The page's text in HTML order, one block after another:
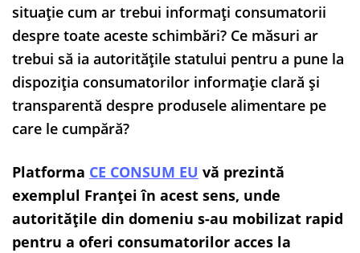
situație cum ar trebui informați consumatorii
despre toate aceste schimbări? Ce măsuri ar
trebui să ia autoritățile statului pentru a pune la
dispoziția consumatorilor informație clară și
transparentă despre produsele alimentare pe
care le cumpără?
Platforma CE CONSUM EU vă prezintă
exemplul Franței în acest sens, unde
autoritățile din domeniu s-au mobilizat rapid
pentru a oferi consumatorilor acces la